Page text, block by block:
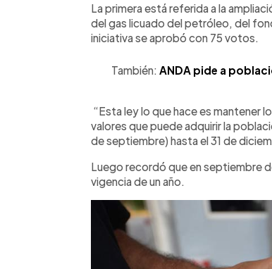
La primera está referida a la
del gas licuado del petróleo, del
iniciativa se aprobó con 75 votos.
También: ANDA pide a
“Esta ley lo que hace es mantener
valores que puede adquirir la
de septiembre) hasta el 31 de
Luego recordó que en septiembre
vigencia de un año.